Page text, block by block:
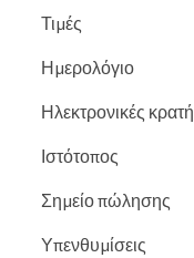
Τιμές
Ημερολόγιο
Ηλεκτρονικές
Ιστότοπος
Σημείο πώλησης
Υπενθυμίσεις